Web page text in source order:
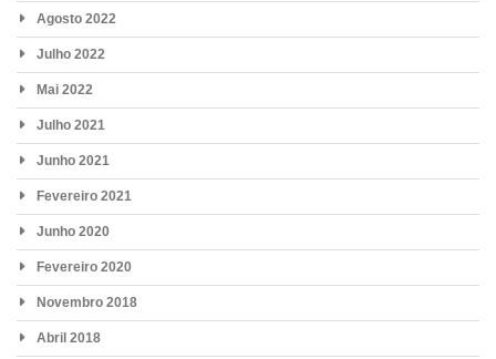
Agosto 2022
Julho 2022
Mai 2022
Julho 2021
Junho 2021
Fevereiro 2021
Junho 2020
Fevereiro 2020
Novembro 2018
Abril 2018